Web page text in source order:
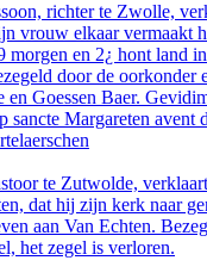
richter te Zwolle,
vrouw elkaar vermaakt
morgen en 2¿ hont land
door de oorkonder
en Goessen Baer.
sancte Margareten avent
te Zutwolde,
dat hij zijn kerk naar
aan Van Echten.
het zegel is verloren.